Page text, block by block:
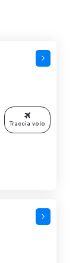
Traccia volo